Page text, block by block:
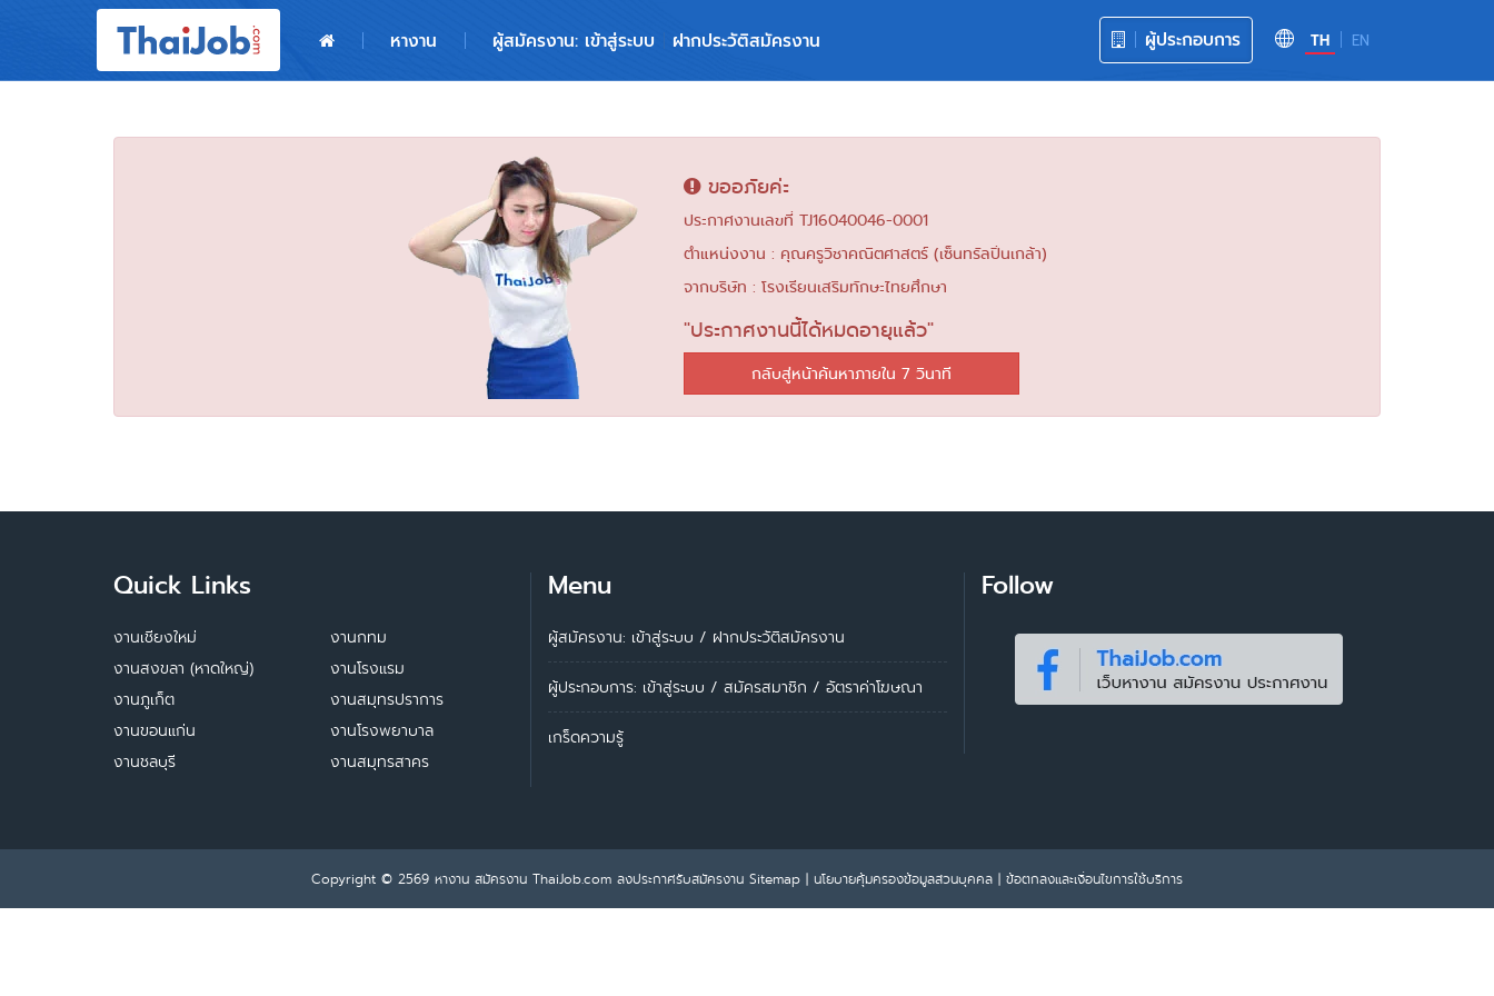
TH EN
ผู้ประกอบการ
หางาน ผู้สมัครงาน: เข้าสู่ระบบ ฝากประวัติสมัครงาน
ผู้สมัครงาน: เข้าสู่ระบบ
ขออภัยค่ะ
ประกาศงานเลขที่ TJ16040046-0001
ตำแหน่งงาน : คุณครูวิชาคณิตศาสตร์ (เซ็นทรัลปิ่นเกล้า)
จากบริษัท : โรงเรียนเสริมทักษะไทยศึกษา
"ประกาศงานนี้ได้หมดอายุแล้ว"
กลับสู่หน้าค้นหาภายใน 6 วินาที
Quick Links
งานเชียงใหม่
งานสงขลา (หาดใหญ่)
งานภูเก็ต
งานขอนแก่น
งานชลบุรี
งานกทม
งานโรงแรม
งานสมุทรปราการ
งานโรงพยาบาล
งานสมุทรสาคร
Menu
ผู้สมัครงาน: เข้าสู่ระบบ / ฝากประวัติสมัครงาน
ผู้ประกอบการ: เข้าสู่ระบบ / สมัครสมาชิก / อัตราค่าโฆษณา
เกร็ดความรู้
Follow
Copyright © 2569 หางาน สมัครงาน ThaiJob.com ลงประกาศรับสมัครงาน Sitemap | นโยบายคุ้มครองข้อมูลส่วนบุคคล | ข้อตกลงและเงื่อนไขการใช้บริการ